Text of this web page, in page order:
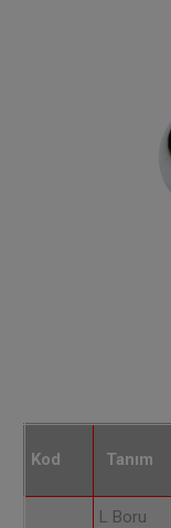
Kod Tanım
L Boru